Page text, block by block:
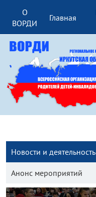
О
ВОРДИ
Главная
Новости и деятельность
Анонс мероприятий